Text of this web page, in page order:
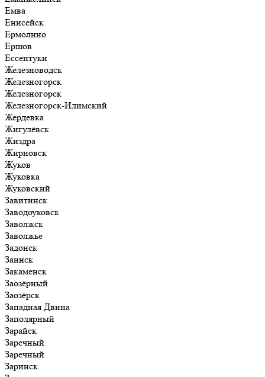
Емва
Енисейск
Ермолино
Ершов
Ессентуки
Железноводск
Железногорск
Железногорск
Железногорск-Илимский
Жердевка
Жигулёвск
Жиздра
Жирновск
Жуков
Жуковка
Жуковский
Завитинск
Заводоуковск
Заволжск
Заволжье
Задонск
Заинск
Закаменск
Заозёрный
Заозёрск
Западная Двина
Заполярный
Зарайск
Заречный
Заречный
Заринск